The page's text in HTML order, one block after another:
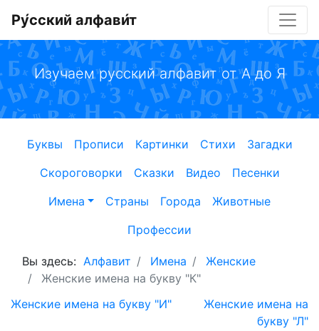
Ру́сский алфави́т
Изучаем русский алфавит от А до Я
Буквы Прописи Картинки Стихи
Загадки
Скороговорки
Сказки Видео
Песенки
Имена
Страны Города
Животные
Профессии
Вы здесь: Алфавит Имена
Женские
Женские имена на букву "К"
Женские имена на букву "И"
Женские имена на
букву "Л"